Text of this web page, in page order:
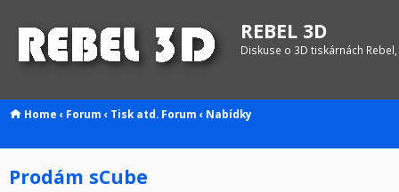
REBEL 3D
Diskuse o 3D tiskárnách
Home ‹ Forum ‹ Tisk atd. Forum ‹ Nabídky
Prodám sCube